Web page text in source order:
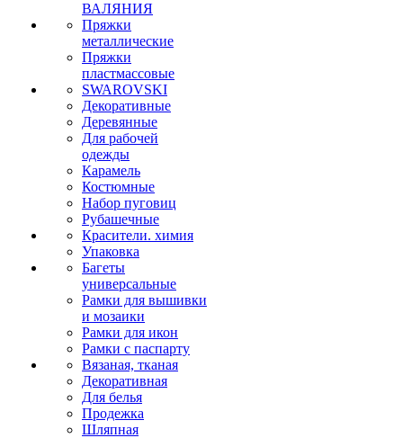
ВАЛЯНИЯ
Пряжки
металлические
Пряжки
пластмассовые
SWAROVSKI
Декоративные
Деревянные
Для рабочей
одежды
Карамель
Костюмные
Набор пуговиц
Рубашечные
Красители. химия
Упаковка
Багеты
универсальные
Рамки для вышивки
и мозаики
Рамки для икон
Рамки с паспарту
Вязаная, тканая
Декоративная
Для белья
Продежка
Шляпная